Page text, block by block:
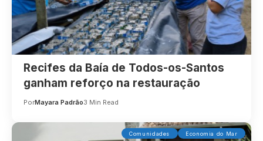
Recifes da Baía de Todos-os-Santos
ganham reforço na restauração
PorMayara Padrão3 Min Read
Comunidades Economia do Mar